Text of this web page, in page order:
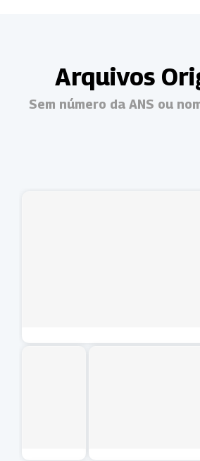
Arquivos
Sem número da ANS ou